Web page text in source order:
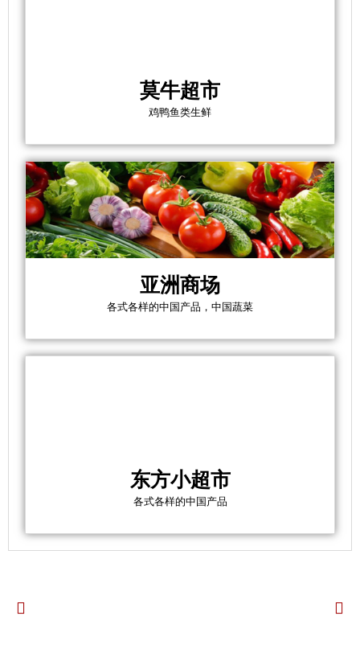
莫牛超市
鸡鸭鱼类生鲜
亚洲商场
各式各样的中国产品，中国蔬菜
东方小超市
各式各样的中国产品
P
N